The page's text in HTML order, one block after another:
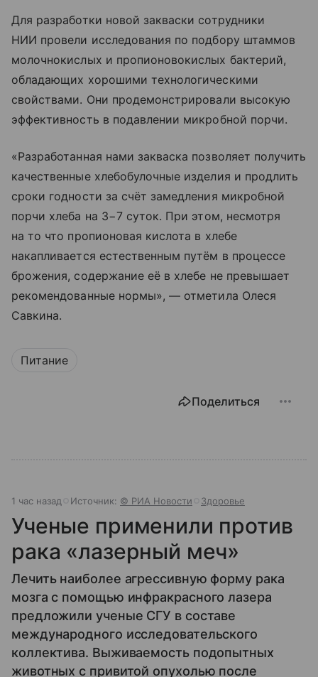
Для разработки новой закваски сотрудники
НИИ провели исследования по подбору штаммов
молочнокислых и пропионовокислых бактерий,
обладающих хорошими технологическими
свойствами. Они продемонстрировали высокую
эффективность в подавлении микробной порчи.
«Разработанная нами закваска позволяет получить
качественные хлебобулочные изделия и продлить
сроки годности за счёт замедления микробной
порчи хлеба на 3−7 суток. При этом, несмотря
на то что пропионовая кислота в хлебе
накапливается естественным путём в процессе
брожения, содержание её в хлебе не превышает
рекомендованные нормы», — отметила Олеся
Савкина.
Питание
Поделиться
1 час назад Источник: © РИА Новости Здоровье
Ученые применили против
рака «лазерный меч»
Лечить наиболее агрессивную форму рака
мозга с помощью инфракрасного лазера
предложили ученые СГУ в составе
международного исследовательского
коллектива. Выживаемость подопытных
животных с привитой опухолью после